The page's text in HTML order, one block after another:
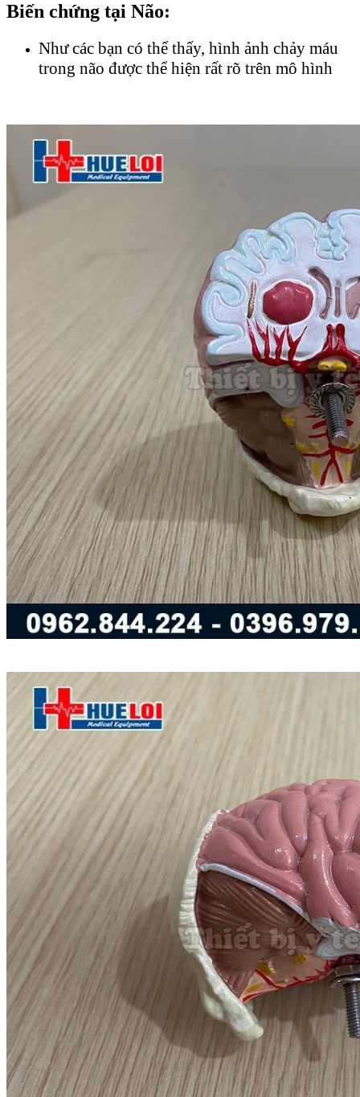
Biến chứng tại Não:
Như các bạn có thể thấy, hình ảnh chảy máu
trong não được thể hiện rất rõ trên mô hình